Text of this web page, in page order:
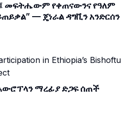
መፍትሔውም የቀጠናውንና የዓለም
— ጄነራል ዳግቪን አንድርሰን
ማረፊያ ድጋፍ ሰጠች